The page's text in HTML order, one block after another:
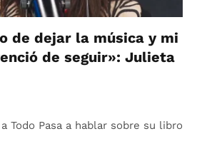
de dejar la música y mi
de seguir»: Julieta
Todo Pasa a hablar sobre su libro